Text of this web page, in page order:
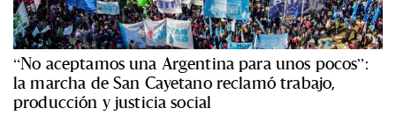
“No aceptamos una Argentina para unos pocos”:
la marcha de San Cayetano reclamó trabajo,
producción y justicia social